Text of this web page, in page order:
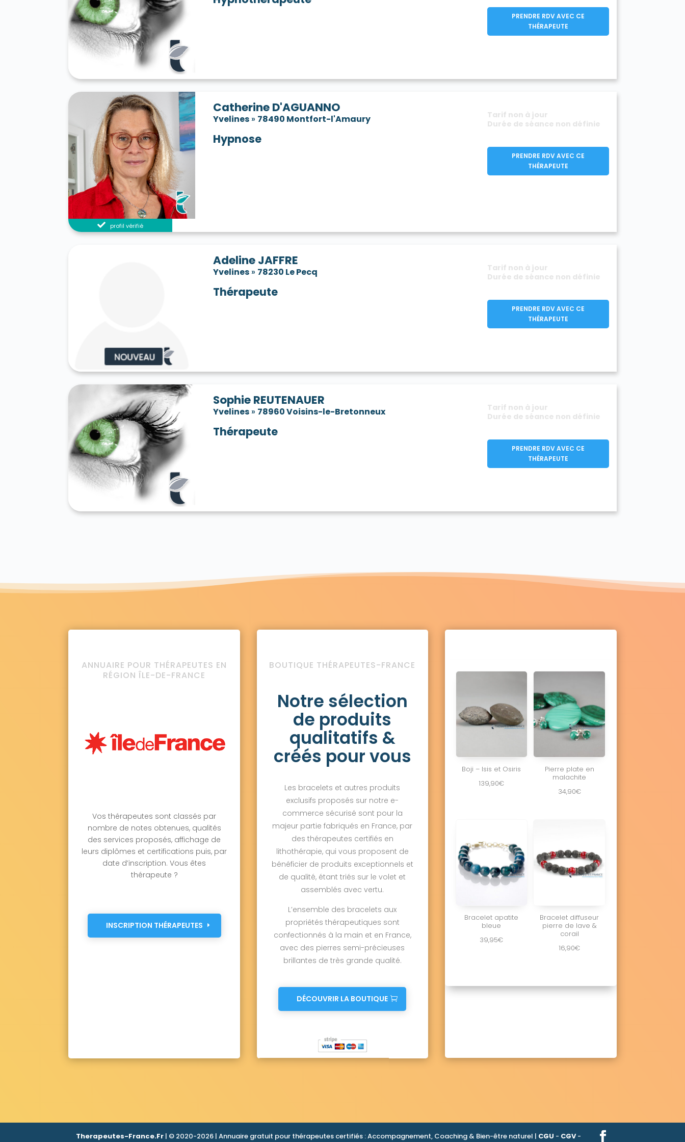
PRENDRE RDV AVEC CE
THÉRAPEUTE
profil vérifié
Catherine D'AGUANNO
Yvelines » 78490 Montfort-l'Amaury
Hypnose
Tarif non à jour
Durée de séance non définie
PRENDRE RDV AVEC CE
THÉRAPEUTE
Adeline JAFFRE
Yvelines » 78230 Le Pecq
Thérapeute
Tarif non à jour
Durée de séance non définie
PRENDRE RDV AVEC CE
THÉRAPEUTE
Sophie REUTENAUER
Yvelines » 78960 Voisins-le-Bretonneux
Thérapeute
Tarif non à jour
Durée de séance non définie
PRENDRE RDV AVEC CE
THÉRAPEUTE
ANNUAIRE POUR THÉRAPEUTES EN
RÉGION ÎLE-DE-FRANCE
Vos thérapeutes sont classés par
nombre de notes obtenues, qualités
des services proposés, affichage de
leurs diplômes et certifications puis, par
date d’inscription. Vous êtes
thérapeute ?
INSCRIPTION THÉRAPEUTES
BOUTIQUE THÉRAPEUTES-FRANCE
Notre sélection
de produits
qualitatifs &
créés pour vous
Les bracelets et autres produits
exclusifs proposés sur notre e-
commerce sécurisé sont pour la
majeur partie fabriqués en France, par
des thérapeutes certifiés en
lithothérapie, qui vous proposent de
bénéficier de produits exceptionnels et
de qualité, étant triés sur le volet et
assemblés avec vertu.
L’ensemble des bracelets aux
propriétés thérapeutiques sont
confectionnés à la main et en France,
avec des pierres semi-précieuses
brillantes de très grande qualité.
DÉCOUVRIR LA BOUTIQUE
Boji – Isis et Osiris
139,90€
Pierre plate en
malachite
34,90€
Bracelet apatite
bleue
39,95€
Bracelet diffuseur
pierre de lave &
corail
16,90€
Therapeutes-France.Fr | © 2020-2026 | Annuaire gratuit pour thérapeutes certifiés : Accompagnement, Coaching & Bien-être naturel | CGU - CGV-